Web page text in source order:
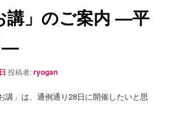
講」のご案内 —平
—
投稿者:ryogan
講」は、通例通り28日に開催したいと思